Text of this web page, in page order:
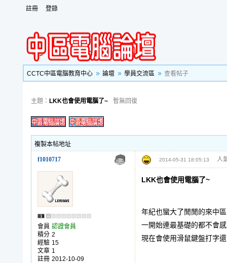
註冊 登錄
CCTC中區電腦教育中心 論壇 學員交流區 查看帖子
主題： LKK也會使用電腦了~ 暫無回復
複製本帖地址
f1010717 2014-05-31 18:05:13 人
會員 認證會員
積分 2
經驗 15
文章 1
註冊 2012-10-09
LKK也會使用電腦了~
年紀也蠻大了閒閒的來中
一開始連最基礎的都不會
現在會使用滑鼠鍵盤打字